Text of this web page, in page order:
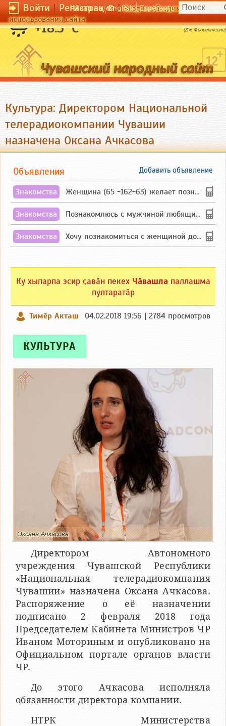
Войти|Регистрация|Вход необходим для
использования сайта
Чӑвашла English Esperanto
+18.5 °C Если это розы, то они расцветут.
(Дж.Фиорентсени)
Культура: Директором Национальной
телерадиокомпании Чувашии
назначена Оксана Ачкасова
Добавить объявление
Объявления
Знакомства Женщина (65 -162-63) желает познакомиться с одиноким, добродушным, без вредных ...
Знакомства Познакомлюсь с мужчиной любящим танцевать и петь на родном чувашском языке
Знакомства Хочу познакомиться с женщиной до 55 лет чувашской или русской национальности дл...
Ку хыпарпа эсир ҫавӑн пекех Чӑвашла паллашма
пултаратӑр
Тимӗр Акташ 04.02.2018 19:56 | 2784 просмотров
КУЛЬТУРА
Оксана Ачкасова
Директором Автономного
учреждения Чувашской Республики
«Национальная телерадиокомпания
Чувашии» назначена Оксана Ачкасова.
Распоряжение о её назначении
подписано 2 февраля 2018 года
Председателем Кабинета Министров ЧР
Иваном Моториным и опубликовано на
Официальном портале органов власти
ЧР.
До этого Ачкасова исполняла
обязанности директора компании.
НТРК Министерства